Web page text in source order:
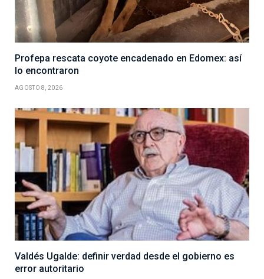
Profepa rescata coyote encadenado en Edomex: así
lo encontraron
AGOSTO 8, 2026
Valdés Ugalde: definir verdad desde el gobierno es
error autoritario